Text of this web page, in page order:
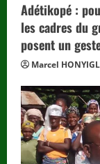
Adétikopé :
les cadres du
posent un
Marcel